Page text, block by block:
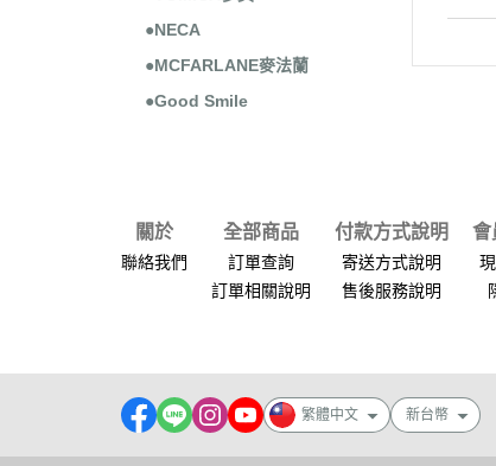
●NECA
●MCFARLANE麥法蘭
●Good Smile
關於
聯絡我們
全部商品
訂單查詢
訂單相關說明
付款方式說明
寄送方式說明
售後服務說明
會
繁體中文 新台幣